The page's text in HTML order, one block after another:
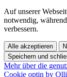
Auf unserer
notwendig,
verbessern.
Alle akzeptieren
Speichern und
Mehr über die
Cookie optin by